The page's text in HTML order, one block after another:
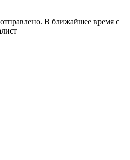
В ближайшее время с